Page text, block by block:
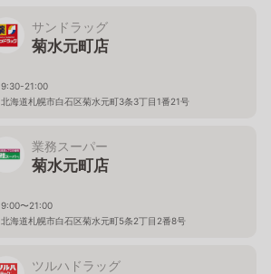
サンドラッグ
菊水元町店
9:30-21:00
北海道札幌市白石区菊水元町3条3丁目1番21号
業務スーパー
菊水元町店
9:00〜21:00
北海道札幌市白石区菊水元町5条2丁目2番8号
ツルハドラッグ